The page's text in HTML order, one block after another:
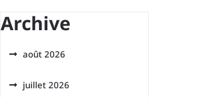
Archive
août 2026
juillet 2026